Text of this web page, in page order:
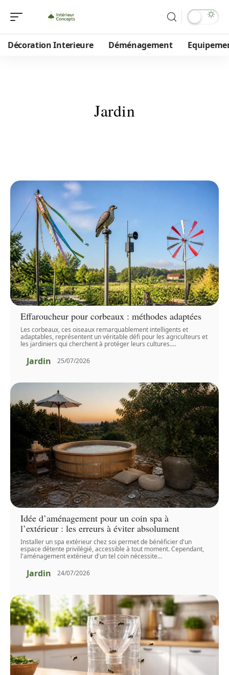
Décoration Interieure Déménagement
Jardin
Effaroucheur pour corbeaux : méthodes adaptées
Les corbeaux, ces oiseaux remarquablement intelligents et
adaptables, représentent un véritable défi pour les agriculteurs et
les jardiniers qui cherchent à protéger leurs cultures.…
Jardin 25/07/2026
Idée d’aménagement pour un coin spa à
l’extérieur : les erreurs à éviter absolument
Installer un spa extérieur chez soi permet de bénéficier d'un
espace détente privilégié, accessible à tout moment. Cependant,
l'aménagement extérieur d'un tel coin nécessite…
Jardin 24/07/2026